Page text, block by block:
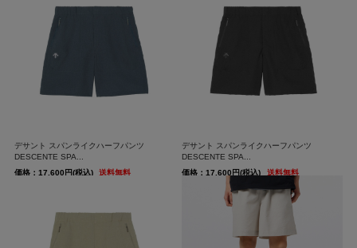
デサント スパンライクハーフパンツ
DESCENTE SPA...
価格：17,600円(税込)
送料無料
デサント スパンライクハーフパンツ
DESCENTE SPA...
価格：17,600円(税込)
送料無料